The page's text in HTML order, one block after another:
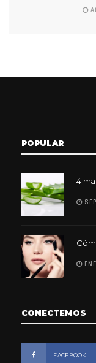
POPULAR
4
CONECTEMOS
FACEBOOK